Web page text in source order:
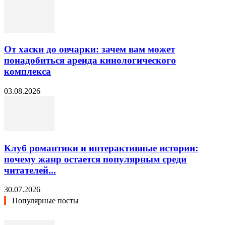
От хаски до овчарки: зачем вам может
понадобиться аренда кинологического
комплекса
03.08.2026
Клуб романтики и интерактивные истории:
почему жанр остается популярным среди
читателей...
30.07.2026
Популярные посты